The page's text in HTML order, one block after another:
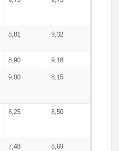
8,81 9,32
8,90 9,18
9,00 8,15
8,25 8,50
7,48 8,69